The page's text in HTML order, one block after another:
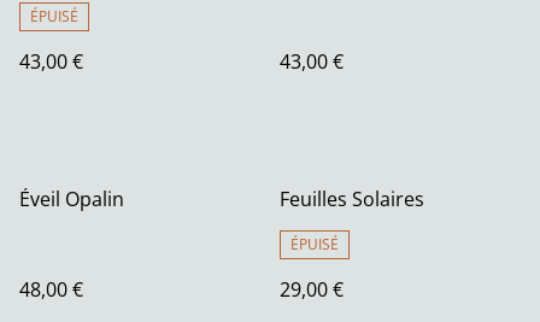
ÉPUISÉ
43,00 € 43,00 €
Éveil Opalin
48,00 €
Feuilles Solaires
ÉPUISÉ
29,00 €